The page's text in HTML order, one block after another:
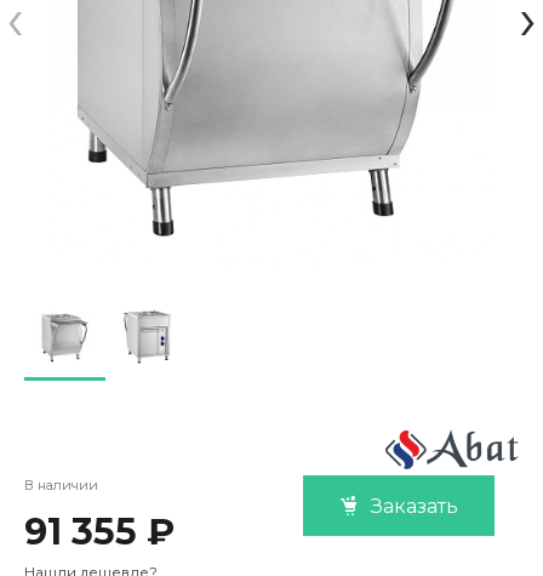
‹ ›
В наличии
91 355 ₽
Заказать
Нашли дешевле?